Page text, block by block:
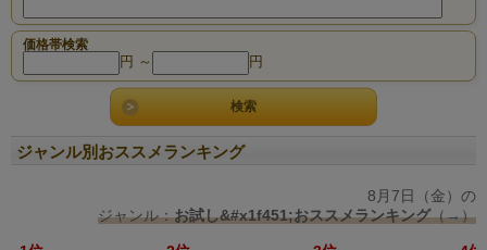
価格帯検索
円 ～ 円
ジャンル別おススメランキング